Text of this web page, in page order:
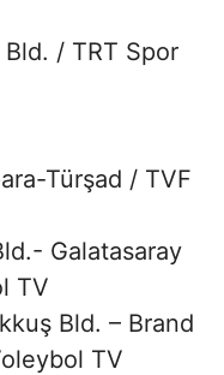
/ TRT Spor
Türşad / TVF
Galatasaray
TV
Bld. – Brand
TV